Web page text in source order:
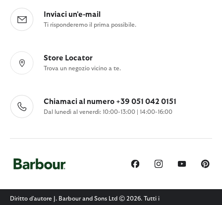
Inviaci un'e-mail
Ti risponderemo il prima possibile.
Store Locator
Trova un negozio vicino a te.
Chiamaci al numero +39 051 042 0151
Dal lunedì al venerdì: 10:00-13:00 | 14:00-16:00
Diritto d'autore J. Barbour and Sons Ltd © 2026. Tutti i